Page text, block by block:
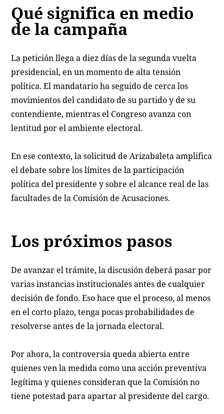
Qué significa en medio
de la campaña
La petición llega a diez días de la segunda vuelta
presidencial, en un momento de alta tensión
política. El mandatario ha seguido de cerca los
movimientos del candidato de su partido y de su
contendiente, mientras el Congreso avanza con
lentitud por el ambiente electoral.
En ese contexto, la solicitud de Arizabaleta amplifica
el debate sobre los límites de la participación
política del presidente y sobre el alcance real de las
facultades de la Comisión de Acusaciones.
Los próximos pasos
De avanzar el trámite, la discusión deberá pasar por
varias instancias institucionales antes de cualquier
decisión de fondo. Eso hace que el proceso, al menos
en el corto plazo, tenga pocas probabilidades de
resolverse antes de la jornada electoral.
Por ahora, la controversia queda abierta entre
quienes ven la medida como una acción preventiva
legítima y quienes consideran que la Comisión no
tiene potestad para apartar al presidente del cargo.